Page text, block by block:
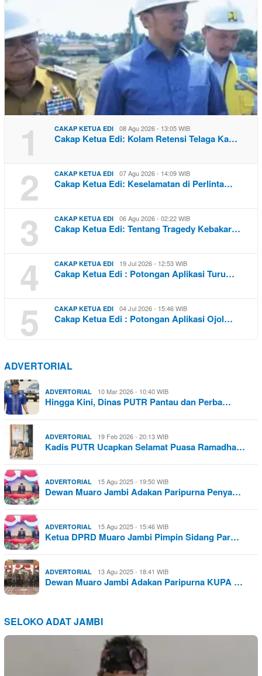
1 CAKAP KETUA EDI 08 Agu 2026 - 13:05 WIB
Cakap Ketua Edi: Kolam Retensi Telaga Ka…
2 CAKAP KETUA EDI 07 Agu 2026 - 14:09 WIB
Cakap Ketua Edi: Keselamatan di Perlinta…
3 CAKAP KETUA EDI 06 Agu 2026 - 02:22 WIB
Cakap Ketua Edi: Tentang Tragedy Kebakar…
4 CAKAP KETUA EDI 19 Jul 2026 - 12:53 WIB
Cakap Ketua Edi : Potongan Aplikasi Turu…
5 CAKAP KETUA EDI 04 Jul 2026 - 15:46 WIB
Cakap Ketua Edi : Potongan Aplikasi Ojol…
ADVERTORIAL
ADVERTORIAL 10 Mar 2026 - 10:40 WIB
Hingga Kini, Dinas PUTR Pantau dan Perba…
ADVERTORIAL 19 Feb 2026 - 20:13 WIB
Kadis PUTR Ucapkan Selamat Puasa Ramadha…
ADVERTORIAL 15 Agu 2025 - 19:50 WIB
Dewan Muaro Jambi Adakan Paripurna Penya…
ADVERTORIAL 15 Agu 2025 - 15:46 WIB
Ketua DPRD Muaro Jambi Pimpin Sidang Par…
ADVERTORIAL 13 Agu 2025 - 18:41 WIB
Dewan Muaro Jambi Adakan Paripurna KUPA …
SELOKO ADAT JAMBI